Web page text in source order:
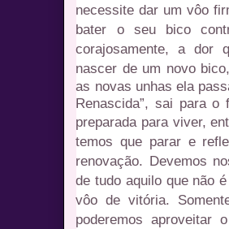
necessite dar um vôo
bater o seu bico
corajosamente, a dor
nascer de um novo
as novas unhas ela
Renascida”, sai para
preparada para viver,
temos que parar e
renovação. Devemos
de tudo aquilo que não
vôo de vitória.
poderemos aproveitar